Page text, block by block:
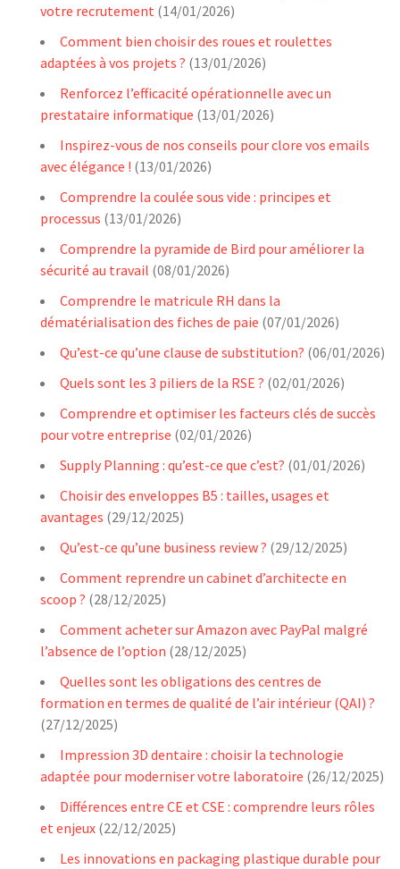
votre recrutement (14/01/2026)
Comment bien choisir des roues et roulettes
adaptées à vos projets ? (13/01/2026)
Renforcez l’efficacité opérationnelle avec un
prestataire informatique (13/01/2026)
Inspirez-vous de nos conseils pour clore vos emails
avec élégance ! (13/01/2026)
Comprendre la coulée sous vide : principes et
processus (13/01/2026)
Comprendre la pyramide de Bird pour améliorer la
sécurité au travail (08/01/2026)
Comprendre le matricule RH dans la
dématérialisation des fiches de paie (07/01/2026)
Qu’est-ce qu’une clause de substitution? (06/01/2026)
Quels sont les 3 piliers de la RSE ? (02/01/2026)
Comprendre et optimiser les facteurs clés de succès
pour votre entreprise (02/01/2026)
Supply Planning : qu’est-ce que c’est? (01/01/2026)
Choisir des enveloppes B5 : tailles, usages et
avantages (29/12/2025)
Qu’est-ce qu’une business review ? (29/12/2025)
Comment reprendre un cabinet d’architecte en
scoop ? (28/12/2025)
Comment acheter sur Amazon avec PayPal malgré
l’absence de l’option (28/12/2025)
Quelles sont les obligations des centres de
formation en termes de qualité de l’air intérieur (QAI) ?
(27/12/2025)
Impression 3D dentaire : choisir la technologie
adaptée pour moderniser votre laboratoire (26/12/2025)
Différences entre CE et CSE : comprendre leurs rôles
et enjeux (22/12/2025)
Les innovations en packaging plastique durable pour